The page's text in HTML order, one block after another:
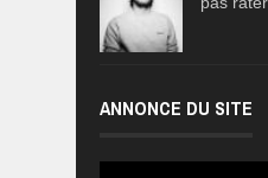
ANNONCE DU SITE